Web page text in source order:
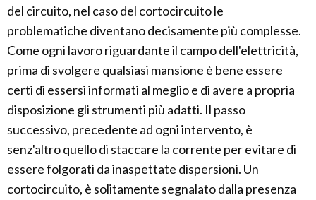
del circuito, nel caso del cortocircuito le
problematiche diventano decisamente più complesse.
Come ogni lavoro riguardante il campo dell'elettricità,
prima di svolgere qualsiasi mansione è bene essere
certi di essersi informati al meglio e di avere a propria
disposizione gli strumenti più adatti. Il passo
successivo, precedente ad ogni intervento, è
senz'altro quello di staccare la corrente per evitare di
essere folgorati da inaspettate dispersioni. Un
cortocircuito, è solitamente segnalato dalla presenza